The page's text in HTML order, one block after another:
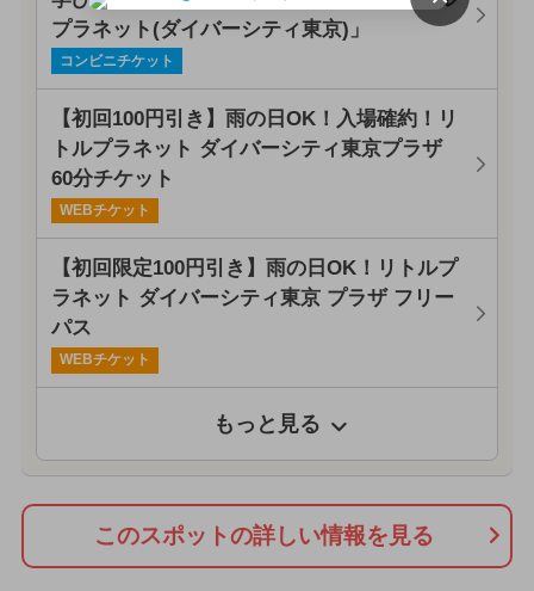
プラネット(ダイバーシティ東京)」
コンビニチケット
【初回100円引き】雨の日OK！入場確約！リ
トルプラネット ダイバーシティ東京プラザ
60分チケット
WEBチケット
【初回限定100円引き】雨の日OK！リトルプ
ラネット ダイバーシティ東京 プラザ フリー
パス
WEBチケット
もっと見る
このスポットの詳しい情報を見る